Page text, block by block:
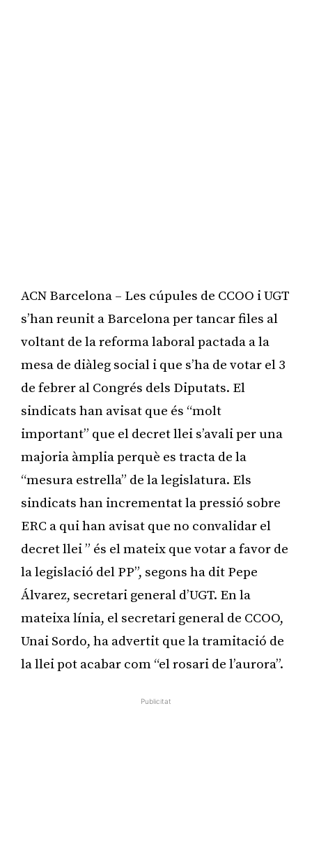
ACN Barcelona – Les cúpules de CCOO i UGT
s’han reunit a Barcelona per tancar files al
voltant de la reforma laboral pactada a la
mesa de diàleg social i que s’ha de votar el 3
de febrer al Congrés dels Diputats. El
sindicats han avisat que és “molt
important” que el decret llei s’avali per una
majoria àmplia perquè es tracta de la
“mesura estrella” de la legislatura. Els
sindicats han incrementat la pressió sobre
ERC a qui han avisat que no convalidar el
decret llei ” és el mateix que votar a favor de
la legislació del PP”, segons ha dit Pepe
Álvarez, secretari general d’UGT. En la
mateixa línia, el secretari general de CCOO,
Unai Sordo, ha advertit que la tramitació de
la llei pot acabar com “el rosari de l’aurora”.
Publicitat